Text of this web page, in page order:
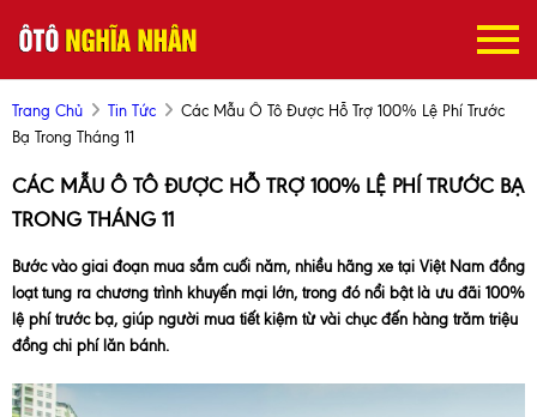
Trang Chủ Tin Tức
Các Mẫu Ô Tô Được Hỗ Trợ 100% Lệ Phí Trước
Bạ Trong Tháng 11
CÁC MẪU Ô TÔ ĐƯỢC HỖ TRỢ 100% LỆ PHÍ TRƯỚC BẠ
TRONG THÁNG 11
Bước vào giai đoạn mua sắm cuối năm, nhiều hãng xe tại Việt Nam đồng
loạt tung ra chương trình khuyến mại lớn, trong đó nổi bật là ưu đãi 100%
lệ phí trước bạ, giúp người mua tiết kiệm từ vài chục đến hàng trăm triệu
đồng chi phí lăn bánh.